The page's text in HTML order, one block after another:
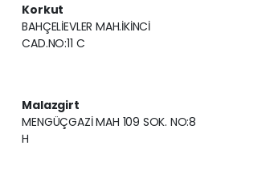
Korkut
BAHÇELİEVLER MAH.İKİNCİ
CAD.NO:11 C
Malazgirt
MENGÜÇGAZİ MAH 109 SOK. NO:8
H